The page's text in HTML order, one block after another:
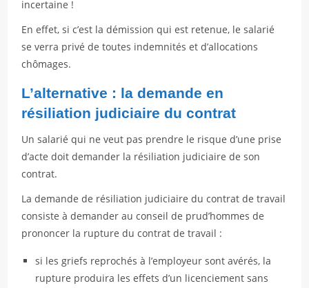
incertaine !
En effet, si c’est la démission qui est retenue, le salarié
se verra privé de toutes indemnités et d’allocations
chômages.
L’alternative : la demande en
résiliation judiciaire du contrat
Un salarié qui ne veut pas prendre le risque d’une prise
d’acte doit demander la résiliation judiciaire de son
contrat.
La demande de résiliation judiciaire du contrat de travail
consiste à demander au conseil de prud’hommes de
prononcer la rupture du contrat de travail :
si les griefs reprochés à l’employeur sont avérés, la
rupture produira les effets d’un licenciement sans